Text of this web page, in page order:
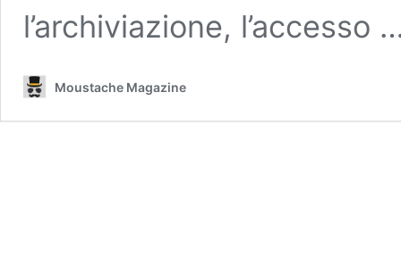
l’archiviazione, l’accesso
Moustache Magazine